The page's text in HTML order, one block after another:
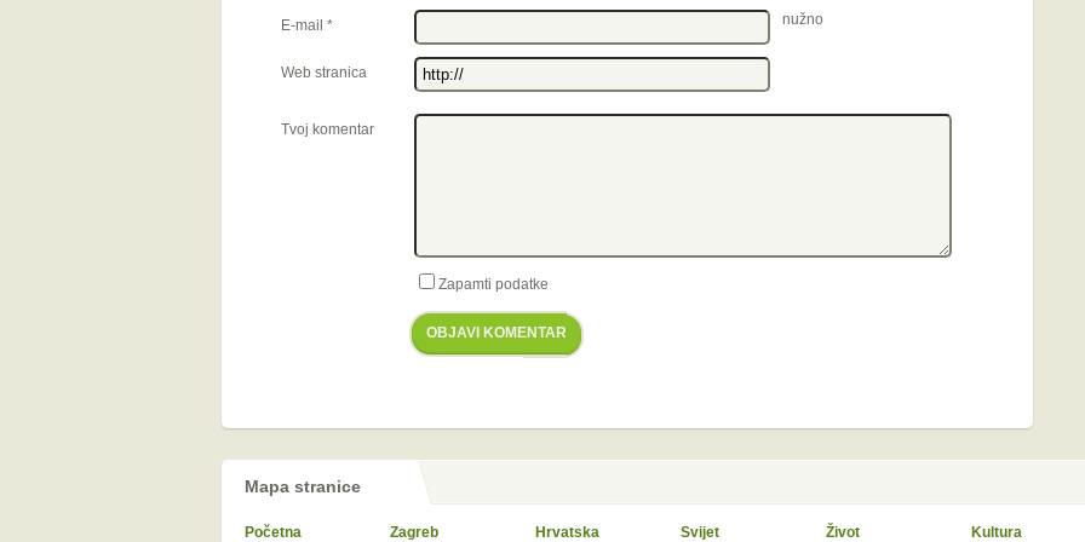
E-mail * nužno
Web stranica
Tvoj komentar
Zapamti podatke
OBJAVI KOMENTAR
Mapa stranice
Početna Zagreb Hrvatska Svijet Život Kultura